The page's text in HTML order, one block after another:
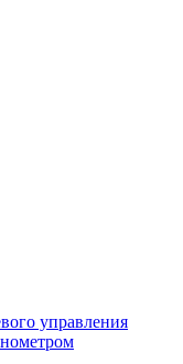
управления